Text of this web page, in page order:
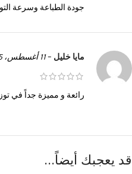
جودة الطباعة وسرعة
مايا خليل –11 أغسطس، 2025
رائعة و مميزة جداً في
قد يعجبك أيضاً…